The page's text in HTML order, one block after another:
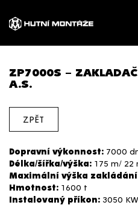
ZP7000S –
A.S.
ZPĚT
Dopravní výkonnost: 7000
Délka/šířka/výška: 175 m/ 22
Maximální výška
Hmotnost: 1600 t
Instalovaný příkon: 3050 KW